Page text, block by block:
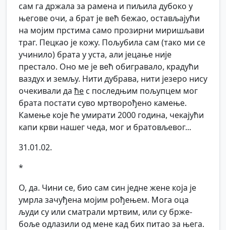
сам га држала за рамена и пиљила дубоко у
његове очи, а брат је већ бежао, остављајући
на мојим прстима само прозирни миришљави
траг. Пецкао је кожу. Пољубила сам (тако ми се
учинило) брата у уста, али јецање није
престало. Оно ме је већ обигравало, крадући
ваздух и земљу. Нити дубрава, нити језеро нису
очекивали да ће с последњим пољупцем мог
брата постати суво мртворођено камење.
Камење које ће умирати 2000 година, чекајући
капи крви нашег чеда, мог и братовљевог...
31.01.02.
*
О, да. Чини се, био сам син једне жене која је
умрла зачуђена мојим рођењем. Мога оца
људи су или сматрали мртвим, или су брже-
боље одлазили од мене кад бих питао за њега.